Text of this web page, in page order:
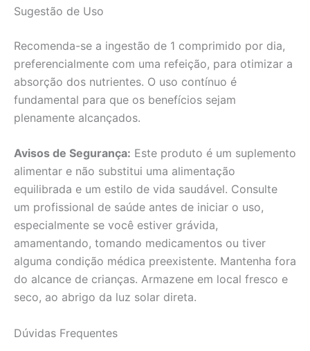
Sugestão de Uso
Recomenda-se a ingestão de 1 comprimido por dia,
preferencialmente com uma refeição, para otimizar a
absorção dos nutrientes. O uso contínuo é
fundamental para que os benefícios sejam
plenamente alcançados.
Avisos de Segurança: Este produto é um suplemento
alimentar e não substitui uma alimentação
equilibrada e um estilo de vida saudável. Consulte
um profissional de saúde antes de iniciar o uso,
especialmente se você estiver grávida,
amamentando, tomando medicamentos ou tiver
alguma condição médica preexistente. Mantenha fora
do alcance de crianças. Armazene em local fresco e
seco, ao abrigo da luz solar direta.
Dúvidas Frequentes